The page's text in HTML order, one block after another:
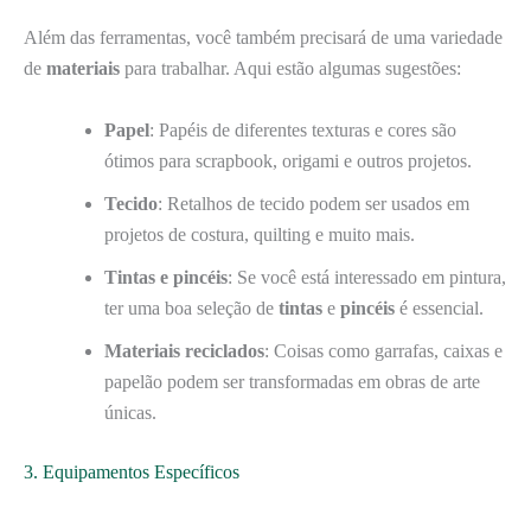
Além das ferramentas, você também precisará de uma variedade
de materiais para trabalhar. Aqui estão algumas sugestões:
Papel: Papéis de diferentes texturas e cores são
ótimos para scrapbook, origami e outros projetos.
Tecido: Retalhos de tecido podem ser usados em
projetos de costura, quilting e muito mais.
Tintas e pincéis: Se você está interessado em pintura,
ter uma boa seleção de tintas e pincéis é essencial.
Materiais reciclados: Coisas como garrafas, caixas e
papelão podem ser transformadas em obras de arte
únicas.
3. Equipamentos Específicos